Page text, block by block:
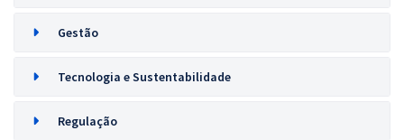
Gestão
Tecnologia e Sustentabilidade
Regulação